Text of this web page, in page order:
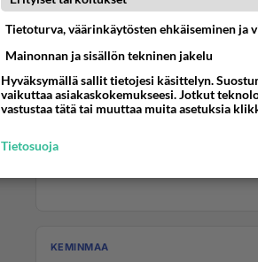
KEMINMAA
Tietoturva, väärinkäytösten ehkäiseminen ja
Mainonnan ja sisällön tekninen jakelu
Hyväksymällä sallit tietojesi käsittelyn.
vaikuttaa asiakaskokemukseesi. Jotkut
vastustaa tätä tai muuttaa muita asetuksia
Tietosuoja